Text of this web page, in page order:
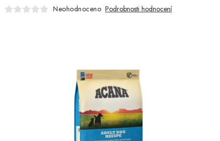
SPORT SE PSEM
VĚRNOSTNÍ PROGRAM
Neohodnoceno Podrobnosti hodnocení